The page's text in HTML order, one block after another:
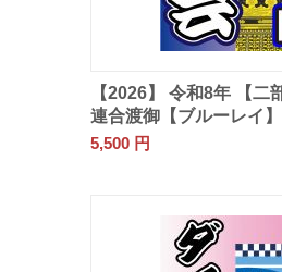
【2026】 令和8年 【
連合渡御【ブルーレイ】
5,500 円